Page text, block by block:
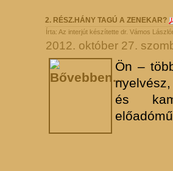
2. RÉSZ.HÁNY TAGÚ A ZENEKAR?
Írta: Az interjút készítette dr. Vámos
2012. október 27.
Ön –
és